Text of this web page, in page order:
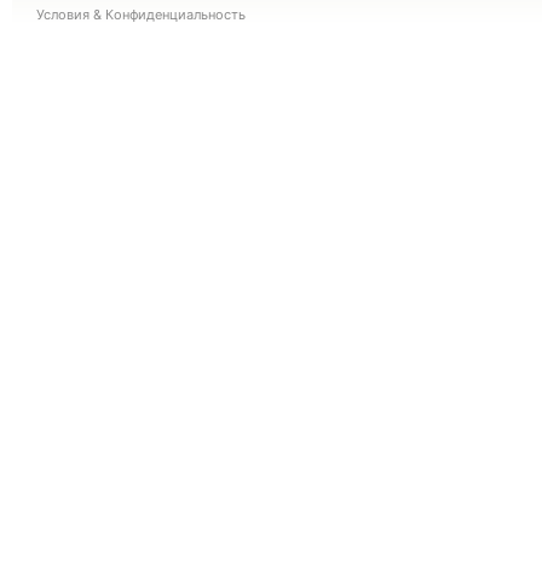
Условия & Конфиденциальность